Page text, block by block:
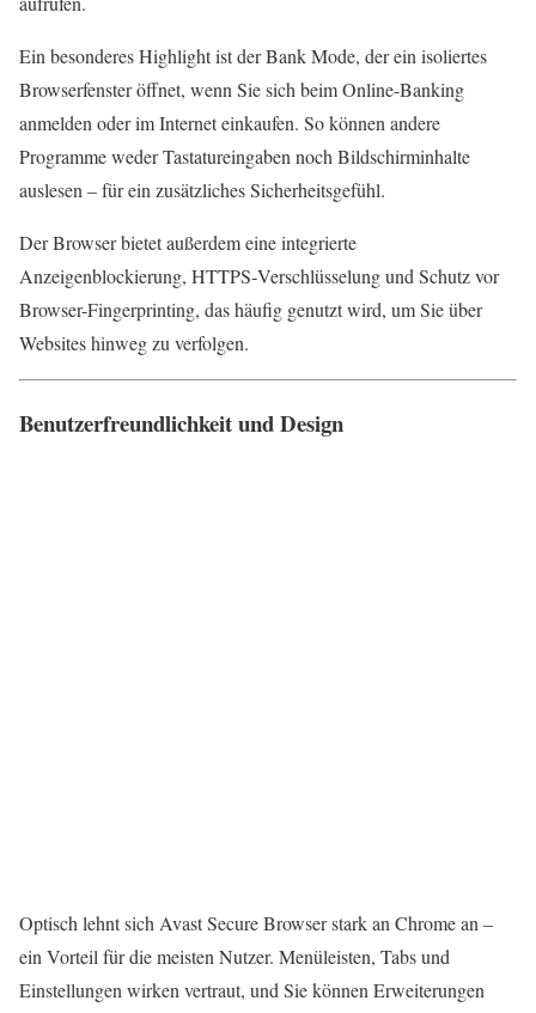
Ein besonderes Highlight ist der Bank Mode, der ein isoliertes
Browserfenster öffnet, wenn Sie sich beim Online-Banking
anmelden oder im Internet einkaufen. So können andere
Programme weder Tastatureingaben noch Bildschirminhalte
auslesen – für ein zusätzliches Sicherheitsgefühl.
Der Browser bietet außerdem eine integrierte
Anzeigenblockierung, HTTPS‑Verschlüsselung und Schutz vor
Browser-Fingerprinting, das häufig genutzt wird, um Sie über
Websites hinweg zu verfolgen.
Benutzerfreundlichkeit und Design
Optisch lehnt sich Avast Secure Browser stark an Chrome an –
ein Vorteil für die meisten Nutzer. Menüleisten, Tabs und
Einstellungen wirken vertraut, und Sie können Erweiterungen